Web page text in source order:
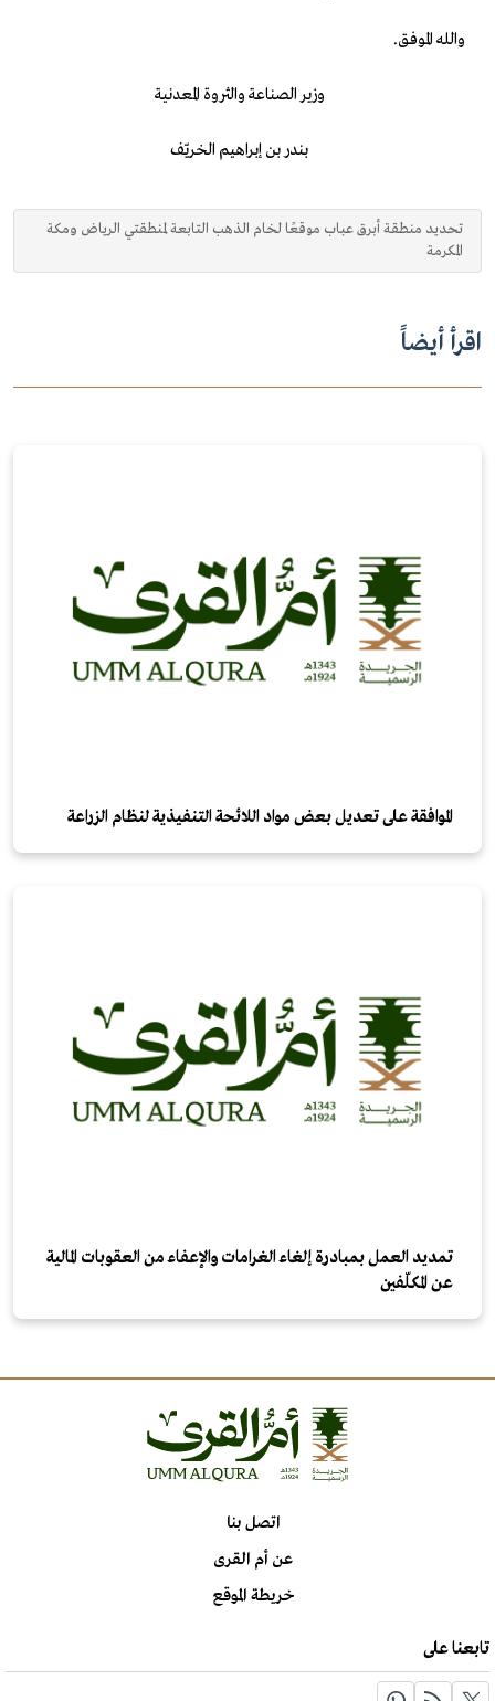
والله الموفق.
وزير الصناعة والثروة المعدنية
بندر بن إبراهيم الخريّف
تحديد منطقة أبرق عباب موقعًا لخام الذهب التابعة لمنطقتي الرياض ومكة
المكرمة
اقرأ أيضاً
الموافقة على تعديل بعض مواد اللائحة التنفيذية لنظام الزراعة
تمديد العمل بمبادرة إلغاء الغرامات والإعفاء من العقوبات المالية
عن المكلّفين
اتصل بنا
عن أم القرى
خريطة الموقع
تابعنا على